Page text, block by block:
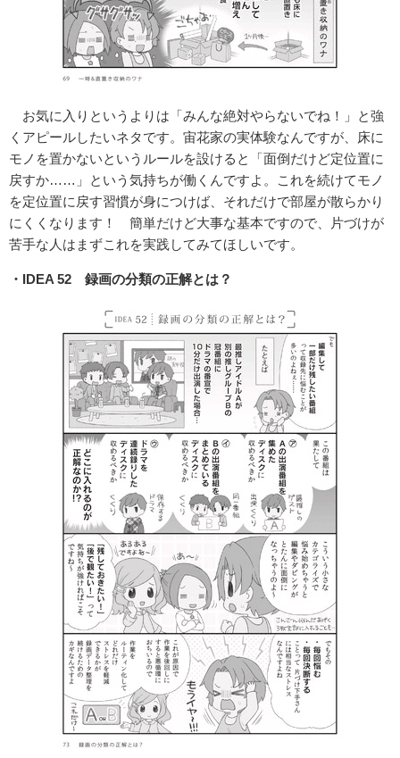
お気に入りというよりは「みんな絶対やらないでね！」と強
くアピールしたいネタです。宙花家の実体験なんですが、床に
モノを置かないというルールを設けると「面倒だけど定位置に
戻すか……」という気持ちが働くんですよ。これを続けてモノ
を定位置に戻す習慣が身につけば、それだけで部屋が散らかり
にくくなります！ 簡単だけど大事な基本ですので、片づけが
苦手な人はまずこれを実践してみてほしいです。
・IDEA 52 録画の分類の正解とは？